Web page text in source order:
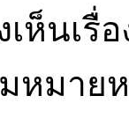
ห็นเรื่
หมาย